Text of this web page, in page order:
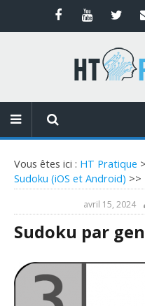
Vous êtes ici : HT Pratique
Sudoku (iOS et Android) >>
avril 15, 2024
Sudoku par